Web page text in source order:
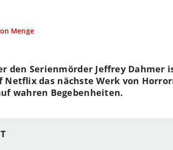
Menge
den Serienmörder Jeffrey
Netflix das nächste Werk von
wahren Begebenheiten.